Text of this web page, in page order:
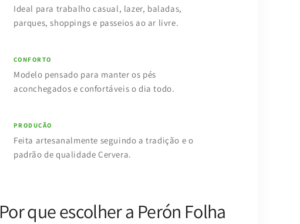
Ideal para trabalho casual, lazer, baladas,
parques, shoppings e passeios ao ar livre.
CONFORTO
Modelo pensado para manter os pés
aconchegados e confortáveis o dia todo.
PRODUÇÃO
Feita artesanalmente seguindo a tradição e o
padrão de qualidade Cervera.
Por que escolher a Perón Folha